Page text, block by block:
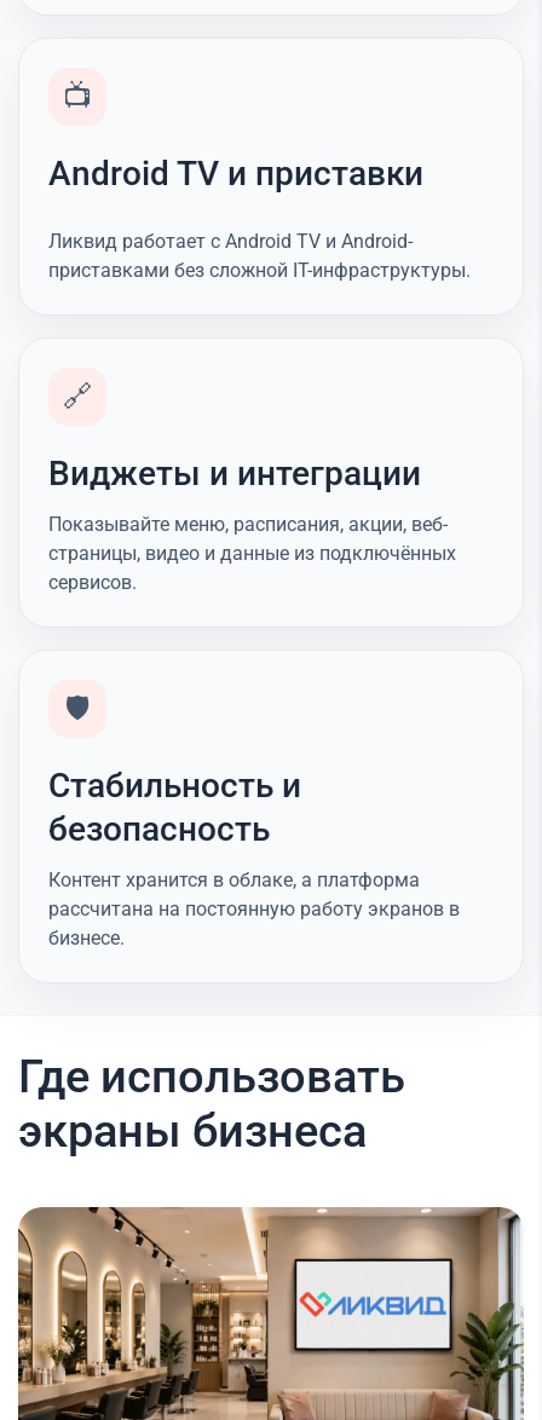
📺
Android TV и приставки
Ликвид работает с Android TV и Android-
приставками без сложной IT-инфраструктуры.
🔗
Виджеты и интеграции
Показывайте меню, расписания, акции, веб-
страницы, видео и данные из подключённых
сервисов.
🛡️
Стабильность и
безопасность
Контент хранится в облаке, а платформа
рассчитана на постоянную работу экранов в
бизнесе.
Где использовать
экраны бизнеса